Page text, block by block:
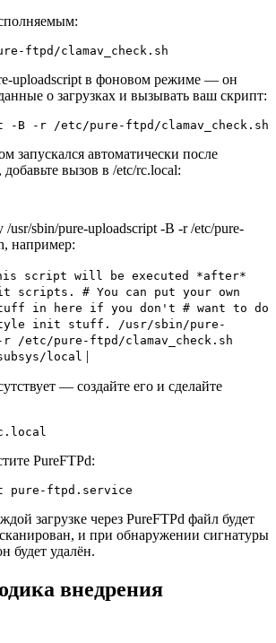
ftpd/clamav_check.sh
uploadscript в фоновом режиме — он
о загрузках и вызывать ваш скрипт:
-B -r /etc/pure-ftpd/clamav_check.sh
запускался автоматически после
добавьте вызов в /etc/rc.local:
/usr/sbin/pure-uploadscript -B -r /etc/pure-
например:
script will be executed *after*
# You can put your own
in here if you don't # want to do
init stuff. /usr/sbin/pure-
/etc/pure-ftpd/clamav_check.sh
local |
— создайте его и сделайте
PureFTPd:
pure-ftpd.service
загрузке через PureFTPd файл будет
и при обнаружении сигнатуры
будет удалён.
внедрения